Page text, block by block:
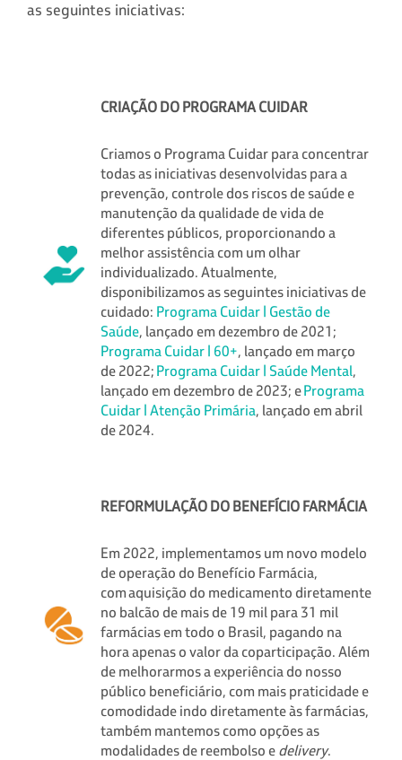
as seguintes iniciativas:
CRIAÇÃO DO PROGRAMA CUIDAR
Criamos o Programa Cuidar para concentrar
todas as iniciativas desenvolvidas para a
prevenção, controle dos riscos de saúde e
manutenção da qualidade de vida de
diferentes públicos, proporcionando a
melhor assistência com um olhar
individualizado. Atualmente,
disponibilizamos as seguintes iniciativas de
cuidado: Programa Cuidar | Gestão de
Saúde, lançado em dezembro de 2021;
Programa Cuidar | 60+, lançado em março
de 2022;Programa Cuidar | Saúde Mental,
lançado em dezembro de 2023; ePrograma
Cuidar | Atenção Primária, lançado em abril
de 2024.
REFORMULAÇÃO DO BENEFÍCIO FARMÁCIA
Em 2022, implementamos um novo modelo
de operação do Benefício Farmácia,
com aquisição do medicamento diretamente
no balcão de mais de 19 mil para 31 mil
farmácias em todo o Brasil, pagando na
hora apenas o valor da coparticipação. Além
de melhorarmos a experiência do nosso
público beneficiário, com mais praticidade e
comodidade indo diretamente às farmácias,
também mantemos como opções as
modalidades de reembolso edelivery.